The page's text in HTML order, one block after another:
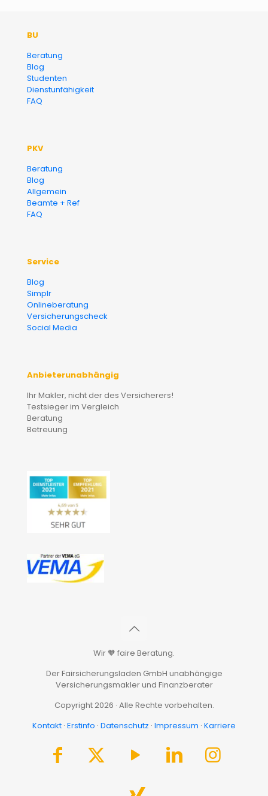
BU
Beratung
Blog
Studenten
Dienstunfähigkeit
FAQ
PKV
Beratung
Blog
Allgemein
Beamte + Ref
FAQ
Service
Blog
Simplr
Onlineberatung
Versicherungscheck
Social Media
Anbieterunabhängig
Ihr Makler, nicht der des Versicherers!
Testsieger im Vergleich
Beratung
Betreuung
Wir 🧡 faire Beratung.
Der Fairsicherungsladen GmbH unabhängige
Versicherungsmakler und Finanzberater
Copyright 2026 · Alle Rechte vorbehalten.
Kontakt · Erstinfo · Datenschutz · Impressum · Karriere